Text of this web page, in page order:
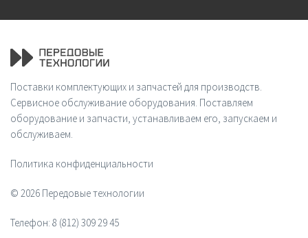
Поставки комплектующих и запчастей для производств.
Сервисное обслуживание оборудования. Поставляем
оборудование и запчасти, устанавливаем его, запускаем и
обслуживаем.
Политика конфиденциальности
© 2026 Передовые технологии
Телефон: 8 (812) 309 29 45